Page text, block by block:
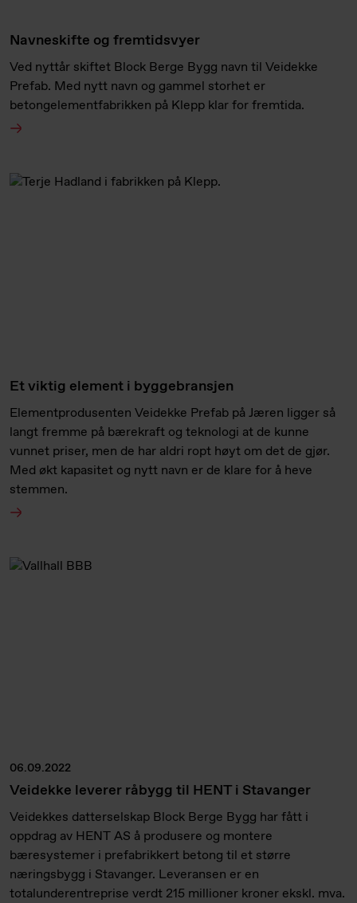
Navneskifte og fremtidsvyer
Ved nyttår skiftet Block Berge Bygg navn til Veidekke
Prefab. Med nytt navn og gammel storhet er
betongelementfabrikken på Klepp klar for fremtida.
Et viktig element i byggebransjen
Elementprodusenten Veidekke Prefab på Jæren ligger så
langt fremme på bærekraft og teknologi at de kunne
vunnet priser, men de har aldri ropt høyt om det de gjør.
Med økt kapasitet og nytt navn er de klare for å heve
stemmen.
06.09.2022
Veidekke leverer råbygg til HENT i Stavanger
Veidekkes datterselskap Block Berge Bygg har fått i
oppdrag av HENT AS å produsere og montere
bæresystemer i prefabrikkert betong til et større
næringsbygg i Stavanger. Leveransen er en
totalunderentreprise verdt 215 millioner kroner ekskl. mva.